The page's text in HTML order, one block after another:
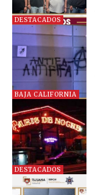
DESTACADOS
BAJA CALIFORNIA
DESTACADOS